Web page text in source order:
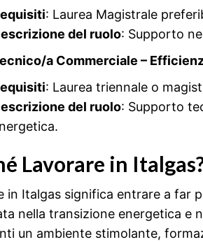
: Laurea Magistrale
del ruolo: Supporto
a Commerciale –
: Laurea triennale o
del ruolo: Supporto
Lavorare in
in Italgas significa entrare a far
nella transizione energetica e
un ambiente stimolante,